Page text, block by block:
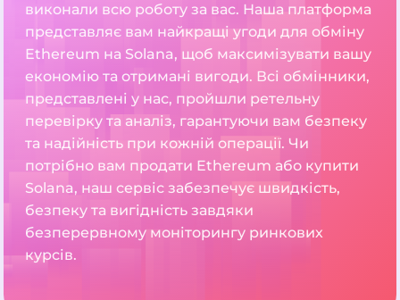
виконали всю роботу за вас. Наша платформа
представляє вам найкращі угоди для обміну
Ethereum на Solana, щоб максимізувати вашу
економію та отримані вигоди. Всі обмінники,
представлені у нас, пройшли ретельну
перевірку та аналіз, гарантуючи вам безпеку
та надійність при кожній операції. Чи
потрібно вам продати Ethereum або купити
Solana, наш сервіс забезпечує швидкість,
безпеку та вигідність завдяки
безперервному моніторингу ринкових
курсів.